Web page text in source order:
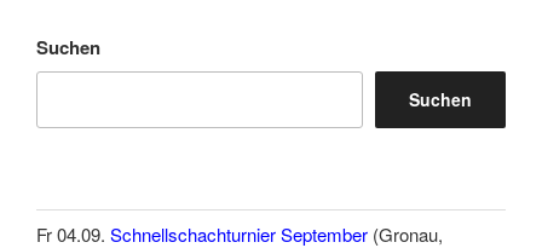
Suchen
Suchen
Fr 04.09. Schnellschachturnier September (Gronau,